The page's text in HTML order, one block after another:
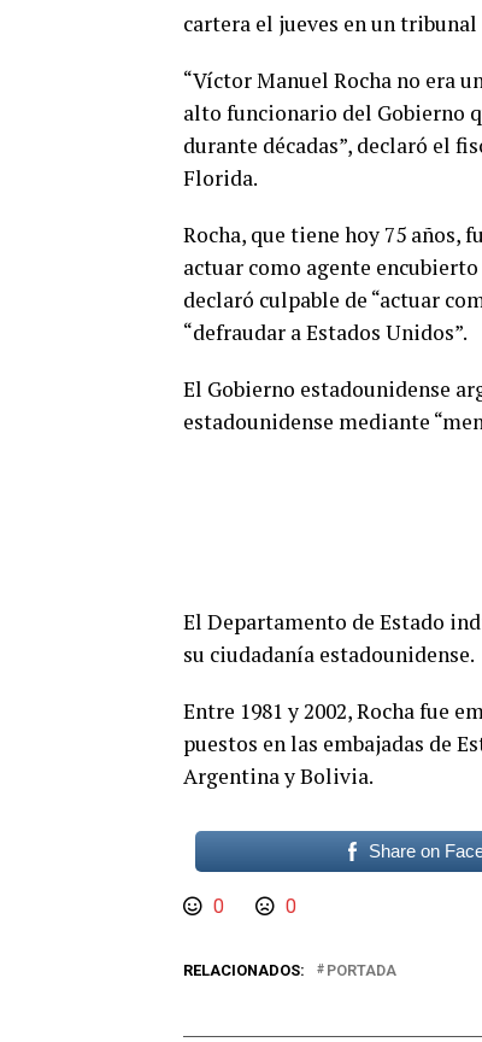
cartera el jueves en un
“Víctor Manuel Rocha no era
alto funcionario del Gobierno
durante décadas”, declaró el
Florida.
Rocha, que tiene hoy 75 años,
actuar como agente
declaró culpable de “actuar
“defraudar a Estados Unidos”.
El Gobierno estadounidense
estadounidense mediante
El Departamento de Estado
su ciudadanía estadounidense.
Entre 1981 y 2002, Rocha fue
puestos en las embajadas de
Argentina y Bolivia.
Share on
0 0
RELACIONADOS: PORTADA